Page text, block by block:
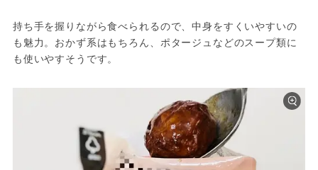
持ち手を握りながら食べられるので、中身をすくいやすいの
も魅力。おかず系はもちろん、ポタージュなどのスープ類に
も使いやすそうです。